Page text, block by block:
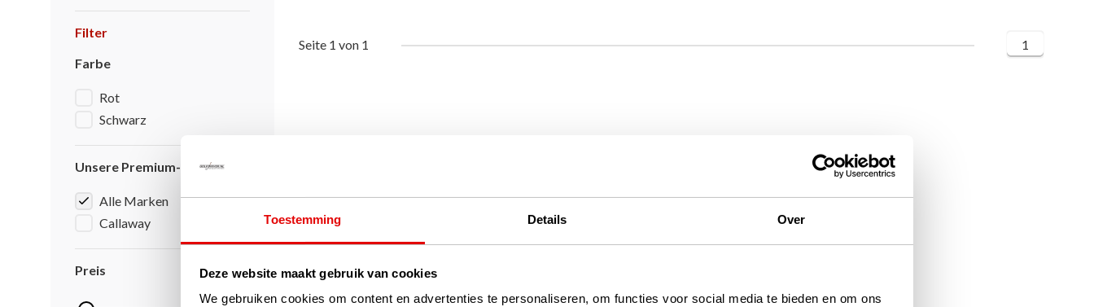
Toestemming Details Over
Deze website maakt gebruik van cookies
We gebruiken cookies om content en advertenties te personaliseren, om functies voor social media te bieden en om ons
Filter
Farbe
Rot
Schwarz
Unsere Premium-Marken
Alle Marken
Callaway
Preis
Seite 1 von 1 1